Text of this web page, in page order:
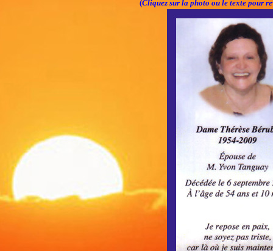
(Cliquez sur la photo ou le texte pour